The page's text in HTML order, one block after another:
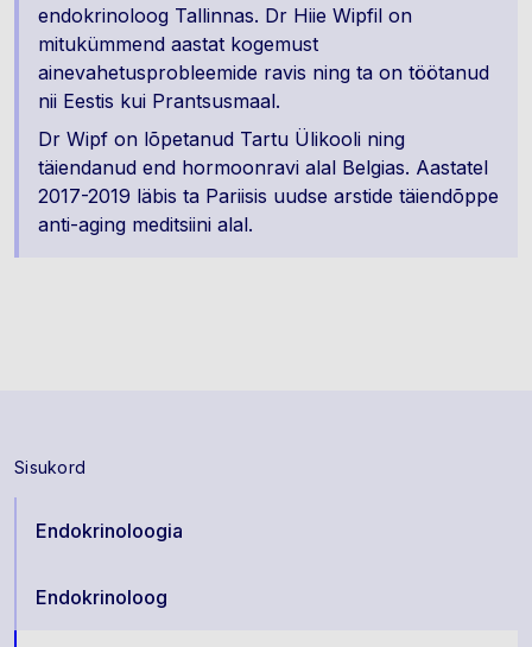
Sisukord
Endokrinoloogia
Endokrinoloog
endokrinoloog Tallinnas. Dr Hiie Wipfil on
mitukümmend aastat kogemust
ainevahetusprobleemide ravis ning ta on töötanud
nii Eestis kui Prantsusmaal.
Dr Wipf on lõpetanud Tartu Ülikooli ning
täiendanud end hormoonravi alal Belgias. Aastatel
2017-2019 läbis ta Pariisis uudse arstide täiendõppe
anti-aging meditsiini alal.